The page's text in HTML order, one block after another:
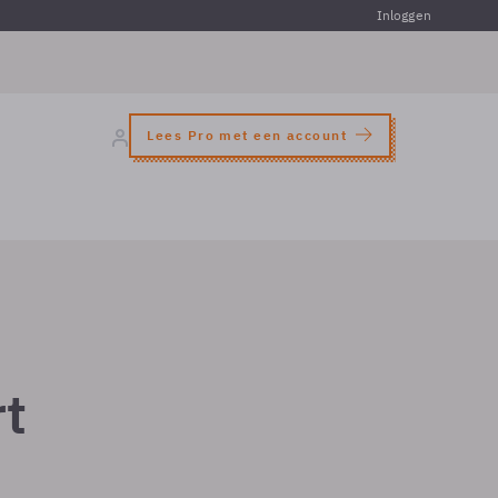
Inloggen
Lees Pro met een account